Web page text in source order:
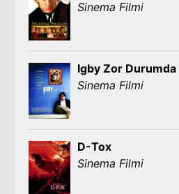
Sinema Filmi
Igby Zor Durumda
Sinema Filmi
D-Tox
Sinema Filmi